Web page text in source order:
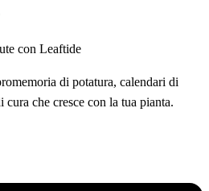
con Leaftide
di potatura, calendari di
che cresce con la tua pianta.